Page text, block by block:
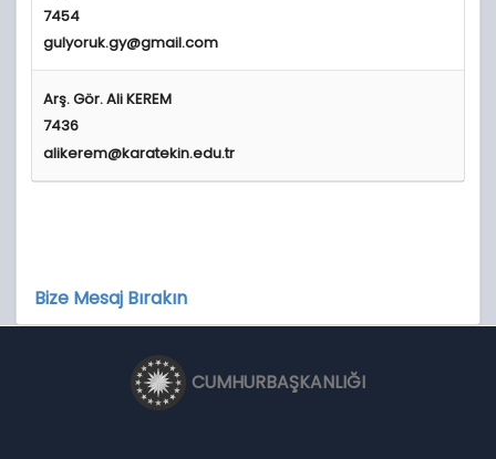
7454
gulyoruk.gy@gmail.com
Arş. Gör. Ali KEREM
7436
alikerem@karatekin.edu.tr
Bize Mesaj Bırakın
CUMHURBAŞKANLIĞI